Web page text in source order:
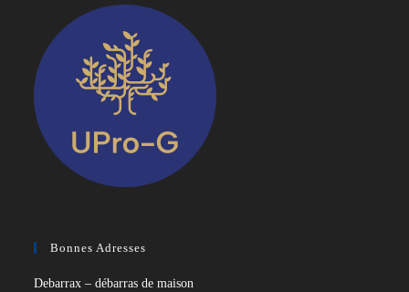
Bonnes Adresses
Debarrax – débarras de maison